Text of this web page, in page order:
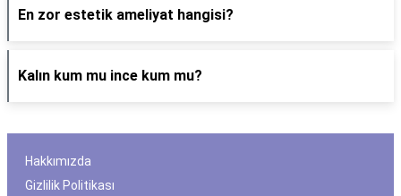
En zor estetik ameliyat hangisi?
Kalın kum mu ince kum mu?
Hakkımızda
Gizlilik Politikası